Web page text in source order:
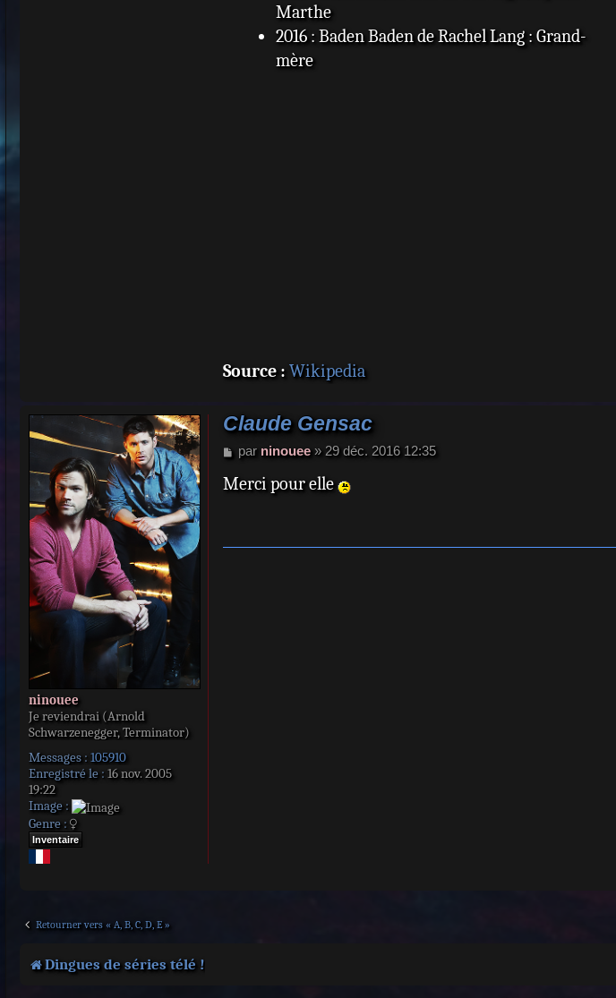
Marthe
2016 : Baden Baden de Rachel Lang : Grand-
mère
Source : Wikipedia
ninouee
Je reviendrai (Arnold
Schwarzenegger, Terminator)
Messages : 105910
Enregistré le : 16 nov. 2005
19:22
Image :
Genre :
Inventaire
Claude Gensac
M
s
e
par ninouee» 29 déc. 2016 12:35
Merci pour elle
Retourner vers « A, B, C, D, E »
Dingues de séries télé !